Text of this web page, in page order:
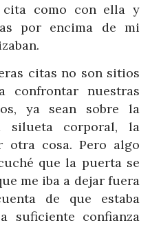
cita como con ella y
por encima de mi
citas no son sitios
confrontar nuestras
ya sean sobre la
silueta corporal, la
otra cosa. Pero algo
que la puerta se
me iba a dejar fuera
de que estaba
suficiente confianza